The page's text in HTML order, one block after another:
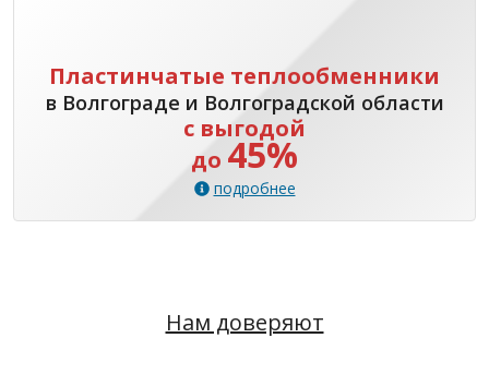
Пластинчатые теплообменники
в Волгограде и Волгоградской области
с выгодой
до 45%
подробнее
Нам доверяют